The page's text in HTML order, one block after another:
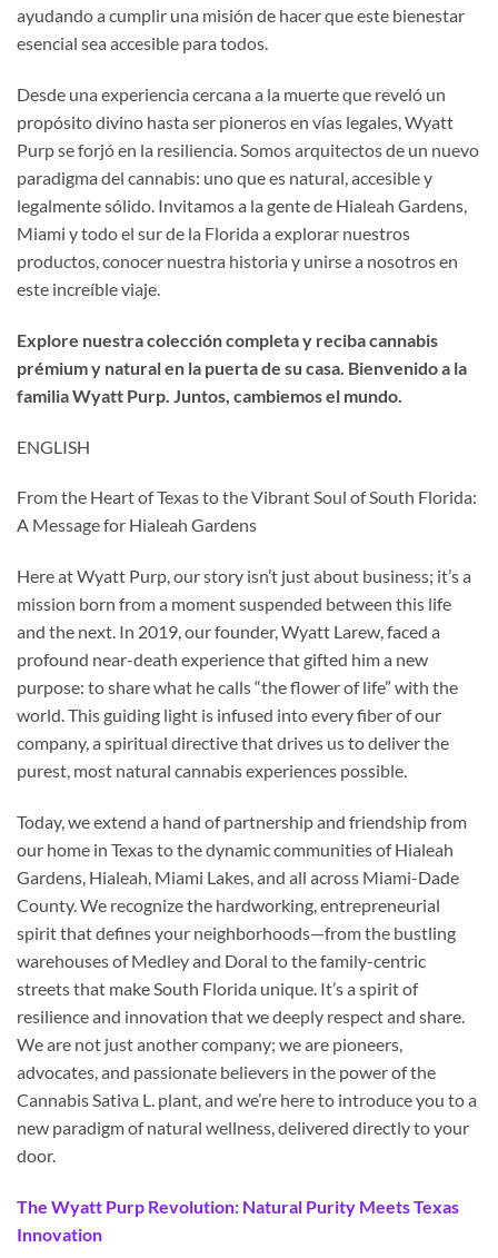
ayudando a cumplir una misión de hacer que este bienestar
esencial sea accesible para todos.
Desde una experiencia cercana a la muerte que reveló un
propósito divino hasta ser pioneros en vías legales, Wyatt
Purp se forjó en la resiliencia. Somos arquitectos de un nuevo
paradigma del cannabis: uno que es natural, accesible y
legalmente sólido. Invitamos a la gente de Hialeah Gardens,
Miami y todo el sur de la Florida a explorar nuestros
productos, conocer nuestra historia y unirse a nosotros en
este increíble viaje.
Explore nuestra colección completa y reciba cannabis
prémium y natural en la puerta de su casa. Bienvenido a la
familia Wyatt Purp. Juntos, cambiemos el mundo.
ENGLISH
From the Heart of Texas to the Vibrant Soul of South Florida:
A Message for Hialeah Gardens
Here at Wyatt Purp, our story isn’t just about business; it’s a
mission born from a moment suspended between this life
and the next. In 2019, our founder, Wyatt Larew, faced a
profound near-death experience that gifted him a new
purpose: to share what he calls “the flower of life” with the
world. This guiding light is infused into every fiber of our
company, a spiritual directive that drives us to deliver the
purest, most natural cannabis experiences possible.
Today, we extend a hand of partnership and friendship from
our home in Texas to the dynamic communities of Hialeah
Gardens, Hialeah, Miami Lakes, and all across Miami-Dade
County. We recognize the hardworking, entrepreneurial
spirit that defines your neighborhoods—from the bustling
warehouses of Medley and Doral to the family-centric
streets that make South Florida unique. It’s a spirit of
resilience and innovation that we deeply respect and share.
We are not just another company; we are pioneers,
advocates, and passionate believers in the power of the
Cannabis Sativa L. plant, and we’re here to introduce you to a
new paradigm of natural wellness, delivered directly to your
door.
The Wyatt Purp Revolution: Natural Purity Meets Texas
Innovation